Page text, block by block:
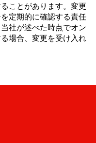
ことがあります。変更
定期的に確認する責任
社が述べた時点でオン
場合、変更を受け入れ